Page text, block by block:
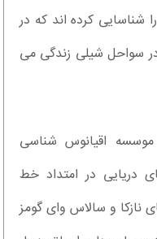
جدید را شناسایی کرده اند که در
سواحل شیلی زندگی می
اقیانوس شناسی
دریایی در امتداد خط
نازکا و سالاس وای گومز